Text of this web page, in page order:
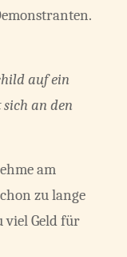
auf ein
an den
am
zu lange
viel Geld für